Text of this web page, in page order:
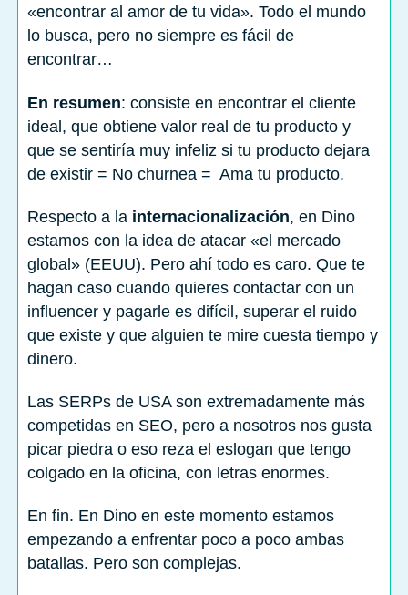
«encontrar al amor de tu vida». Todo el mundo
lo busca, pero no siempre es fácil de
encontrar…
En resumen: consiste en encontrar el cliente
ideal, que obtiene valor real de tu producto y
que se sentiría muy infeliz si tu producto dejara
de existir = No churnea = Ama tu producto.
Respecto a la internacionalización, en Dino
estamos con la idea de atacar «el mercado
global» (EEUU). Pero ahí todo es caro. Que te
hagan caso cuando quieres contactar con un
influencer y pagarle es difícil, superar el ruido
que existe y que alguien te mire cuesta tiempo y
dinero.
Las SERPs de USA son extremadamente más
competidas en SEO, pero a nosotros nos gusta
picar piedra o eso reza el eslogan que tengo
colgado en la oficina, con letras enormes.
En fin. En Dino en este momento estamos
empezando a enfrentar poco a poco ambas
batallas. Pero son complejas.